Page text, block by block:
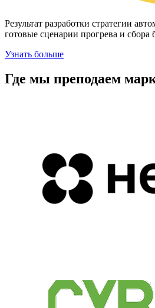
Результат разработки стратегии
готовые сценарии прогрева и сбора
Узнать больше
Где мы преподаем